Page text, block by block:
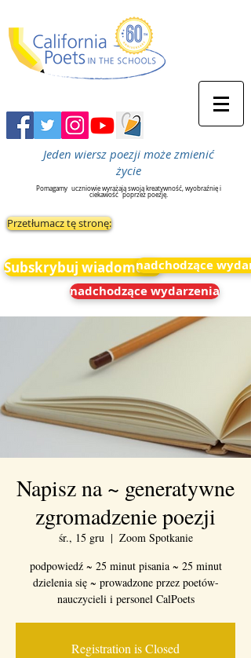
Jeden wiersz poezji może zmienić
życie
Pomagamy uczniowie wyrażają swoją kreatywność, wyobraźnię i
ciekawość poprzez poezję.
Przetłumacz tę stronę:
Subskrybuj wiadomościnadchodzące
nadchodzące wydarzenia
Napisz na ~ generatywne
zgromadzenie poezji
śr., 15 gru
  |
Zoom Spotkanie
podpowiedź ~ 25 minut pisania ~ 25 minut
dzielenia się ~ prowadzone przez poetów-
nauczycieli i personel CalPoets
Registration is Closed